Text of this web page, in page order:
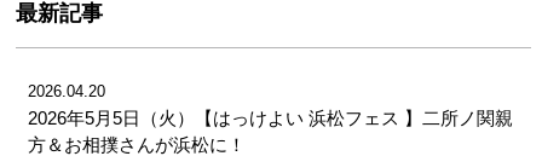
最新記事
2026.04.20
2026年5月5日（火）【はっけよい 浜松フェス 】二所ノ関親
方＆お相撲さんが浜松に！